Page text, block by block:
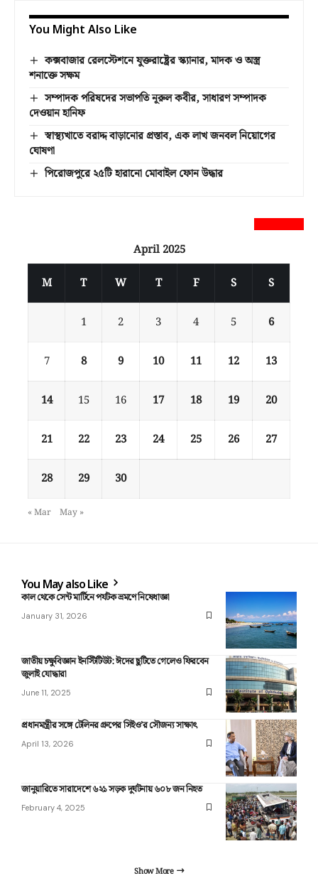
You Might Also Like
কক্সবাজার রেলস্টেশনে যুক্তরাষ্ট্রের স্ক্যানার, মাদক ও অস্ত্র
শনাক্তে সক্ষম
সম্পাদক পরিষদের সভাপতি নূরুল কবীর, সাধারণ সম্পাদক
দেওয়ান হানিফ
স্বাস্থ্যখাতে বরাদ্দ বাড়ানোর প্রস্তাব, এক লাখ জনবল নিয়োগের
ঘোষণা
পিরোজপুরে ২৫টি হারানো মোবাইল ফোন উদ্ধার
April 2025
M T W T F S S
1 2 3 4 5 6
7 8 9 10 11 12 13
14 15 16 17 18 19 20
21 22 23 24 25 26 27
28 29 30
« Mar May »
You May also Like
কাল থেকে সেন্ট মার্টিনে পর্যটক ভ্রমণে নিষেধাজ্ঞা
January 31, 2026
জাতীয় চক্ষুবিজ্ঞান ইনস্টিটিউট: ঈদের ছুটিতে গেলেও ফিরবেন
জুলাই যোদ্ধারা
June 11, 2025
প্রধানমন্ত্রীর সঙ্গে টেলিনর গ্রুপের সিইও’র সৌজন্য সাক্ষাৎ
April 13, 2026
জানুয়ারিতে সারাদেশে ৬২১ সড়ক দুর্ঘটনায় ৬০৮ জন নিহত
February 4, 2025
Show More